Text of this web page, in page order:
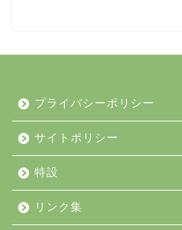
プライバシーポリシー
サイトポリシー
特設
リンク集